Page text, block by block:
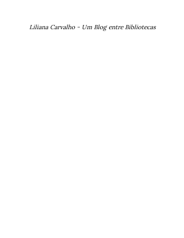
Liliana Carvalho - Um Blog entre Bibliotecas